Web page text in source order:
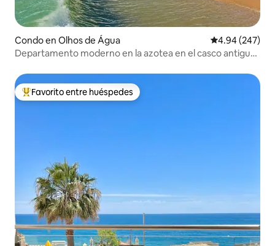
Condo en Olhos de Água Calificación
4.94 (247)
Departamento moderno en la azotea en el casco antiguo
Favorito entre huéspedes preferido
Favorito entre huéspedes